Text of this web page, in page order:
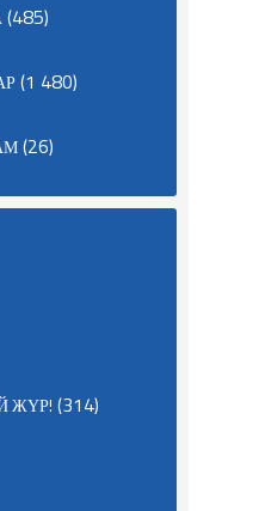
(485)
(1 480)
(26)
ЖҮР! (314)